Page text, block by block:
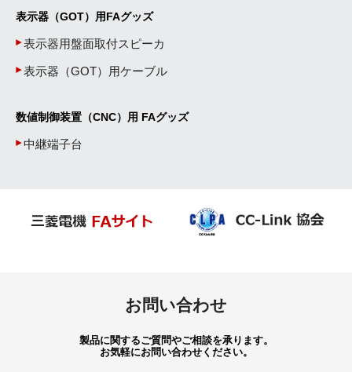
表示器（GOT）用FAグッズ
表示器用盤面取付スピーカ
表示器（GOT）用ケーブル
数値制御装置（CNC）用 FAグッズ
中継端子台
お問い合わせ
製品に関するご質問やご相談を承ります。
お気軽にお問い合わせください。